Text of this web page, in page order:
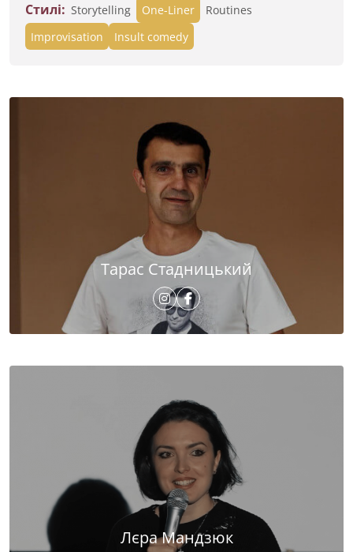
Стилі: Storytelling One-Liner
Routines
Improvisation
Insult comedy
Тарас Стадницький
Лєра Мандзюк